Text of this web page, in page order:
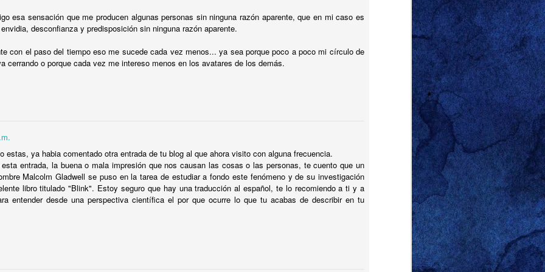
esa sensación que me producen algunas personas sin ninguna razón aparente, que en mi caso es
desconfianza y predisposición sin ninguna razón aparente.
con el paso del tiempo eso me sucede cada vez menos... ya sea porque poco a poco mi círculo de
cerrando o porque cada vez me intereso menos en los avatares de los demás.
estas, ya habia comentado otra entrada de tu blog al que ahora visito con alguna frecuencia.
entrada, la buena o mala impresión que nos causan las cosas o las personas, te cuento que un
Malcolm Gladwell se puso en la tarea de estudiar a fondo este fenómeno y de su investigación
libro titulado "Blink". Estoy seguro que hay una traducción al español, te lo recomiendo a ti y a
entender desde una perspectiva científica el por que ocurre lo que tu acabas de describir en tu
y Will y Grace se nos convirtieron en una mala copia de
clóset cantandoFinallya grito herido; Grace se convirtió en su good-Judy, su
desde la distancia, él empezó el camino a "convertirse en la versión más
ella se resignó a compartirlo con cuanto hombre le pasara por delante.
por quién sabe cuánto tiempo más, lo siguiente que vimos nos dejó boquiabiertos.
de la tarde. No habíamos abierto la primera lata de tónica cuando vimos a Will
de la mudanza al frente de la casa. Short North, el barrio gay de la ciudad, como
le sale el muy colombiano “pagale pieza”. Nunca una muestra de afecto entre
ofendido tanto: nos sacó de la truculenta historia que habíamos imaginado.
casados, cargaron el camión juntos mientras sus gatos se despedían del
ir al cine y tomarnos los cocteles en un bar. Si algo nos quedó claro ese día fue que
pero solo a medias: el amor puede ser ciego, pero los vecinos también.